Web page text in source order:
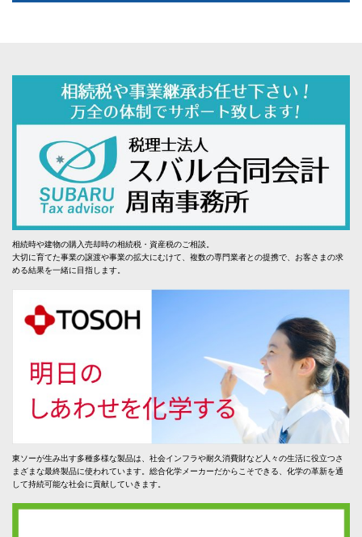
相続時や建物の購入売却時の相続税・資産税のご相談。
大切に育てた事業の譲渡や事業の拡大にむけて、複数の専門業者との提携で、お客さまの求
める結果を一緒に目指します。
東ソーが生み出す多種多様な製品は、社会インフラや耐久消費財など人々の生活に役立つさ
まざまな最終製品に使われています。総合化学メーカーだからこそできる、化学の革新を通
して持続可能な社会に貢献していきます。